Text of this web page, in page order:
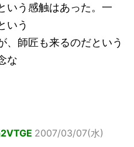
いう感触はあった。一
いう
、師匠も来るのだという
な
2007/03/07(水)